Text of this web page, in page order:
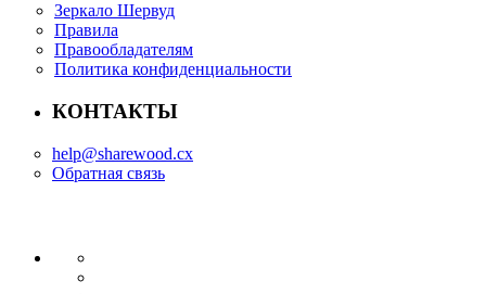
Зеркало Шервуд
Правила
Правообладателям
Политика конфиденциальности
КОНТАКТЫ
help@sharewood.cx
Обратная связь